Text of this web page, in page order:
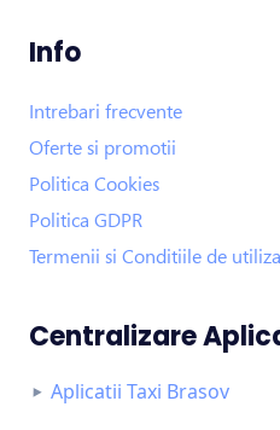
Info
Intrebari frecvente
Oferte si promotii
Politica Cookies
Politica GDPR
Termenii si Conditiile de
Centralizare
Aplicatii Taxi Brasov